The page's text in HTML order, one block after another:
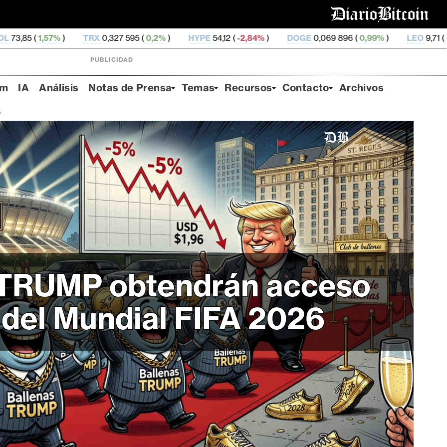
TRX 0,327 595 ( 0,2%) HYPE54,12 ( -2,84%) DOGE0,069 896 (0,99%) LEO9,71 (-0,32%) ZEC
PUBLICIDAD
IA Análisis Notas de Prensa Temas Recursos Contacto Archivos
obtendrán acceso
Mundial FIFA 2026